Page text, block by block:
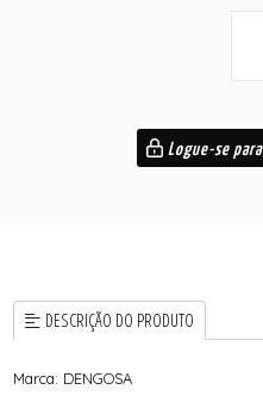
Logue-se
DESCRIÇÃO DO PRODUTO
Marca: DENGOSA